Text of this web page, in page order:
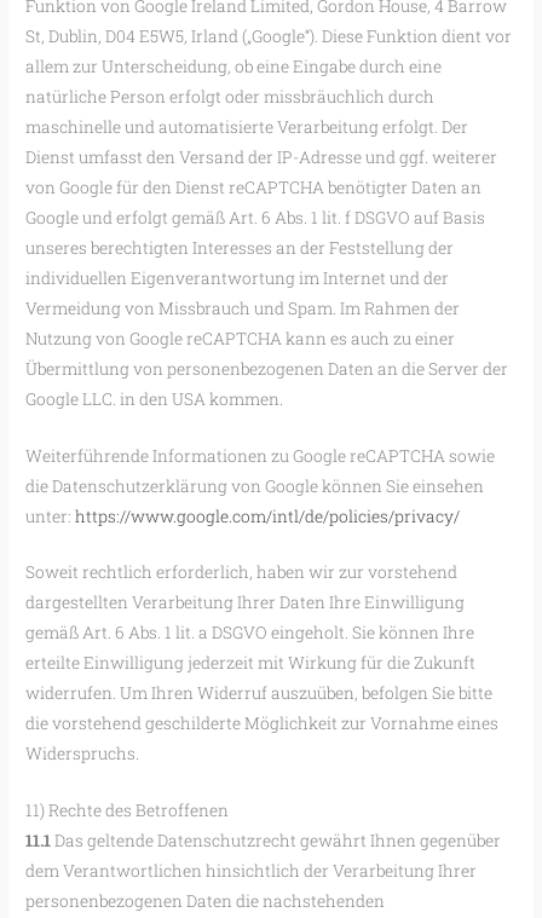
Funktion von Google Ireland Limited, Gordon House, 4 Barrow
St, Dublin, D04 E5W5, Irland („Google“). Diese Funktion dient vor
allem zur Unterscheidung, ob eine Eingabe durch eine
natürliche Person erfolgt oder missbräuchlich durch
maschinelle und automatisierte Verarbeitung erfolgt. Der
Dienst umfasst den Versand der IP-Adresse und ggf. weiterer
von Google für den Dienst reCAPTCHA benötigter Daten an
Google und erfolgt gemäß Art. 6 Abs. 1 lit. f DSGVO auf Basis
unseres berechtigten Interesses an der Feststellung der
individuellen Eigenverantwortung im Internet und der
Vermeidung von Missbrauch und Spam. Im Rahmen der
Nutzung von Google reCAPTCHA kann es auch zu einer
Übermittlung von personenbezogenen Daten an die Server der
Google LLC. in den USA kommen.
Weiterführende Informationen zu Google reCAPTCHA sowie
die Datenschutzerklärung von Google können Sie einsehen
unter:https://www.google.com/intl/de/policies/privacy/
Soweit rechtlich erforderlich, haben wir zur vorstehend
dargestellten Verarbeitung Ihrer Daten Ihre Einwilligung
gemäß Art. 6 Abs. 1 lit. a DSGVO eingeholt. Sie können Ihre
erteilte Einwilligung jederzeit mit Wirkung für die Zukunft
widerrufen. Um Ihren Widerruf auszuüben, befolgen Sie bitte
die vorstehend geschilderte Möglichkeit zur Vornahme eines
Widerspruchs.
11) Rechte des Betroffenen
11.1Das geltende Datenschutzrecht gewährt Ihnen gegenüber
dem Verantwortlichen hinsichtlich der Verarbeitung Ihrer
personenbezogenen Daten die nachstehenden